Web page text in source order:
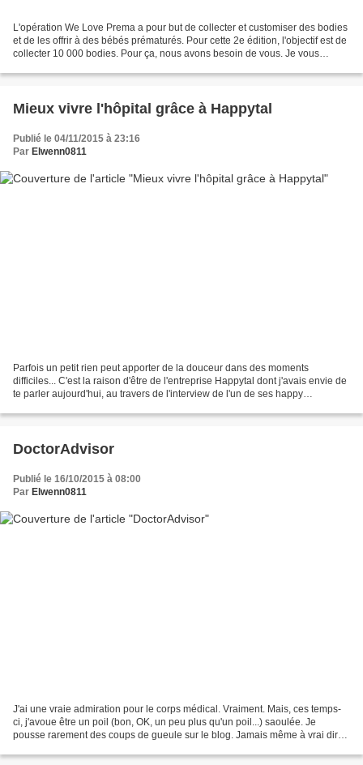
L'opération We Love Prema a pour but de collecter et customiser des bodies
et de les offrir à des bébés prématurés. Pour cette 2e édition, l'objectif est de
collecter 10 000 bodies. Pour ça, nous avons besoin de vous. Je vous
Mieux vivre l'hôpital grâce à Happytal
Publié le 04/11/2015 à 23:16
Par Elwenn0811
Parfois un petit rien peut apporter de la douceur dans des moments
difficiles... C'est la raison d'être de l'entreprise Happytal dont j'avais envie de
te parler aujourd'hui, au travers de l'interview de l'un de ses happy
DoctorAdvisor
Publié le 16/10/2015 à 08:00
Par Elwenn0811
J'ai une vraie admiration pour le corps médical. Vraiment. Mais, ces temps-
ci, j'avoue être un poil (bon, OK, un peu plus qu'un poil...) saoulée. Je
pousse rarement des coups de gueule sur le blog. Jamais même à vrai dire.